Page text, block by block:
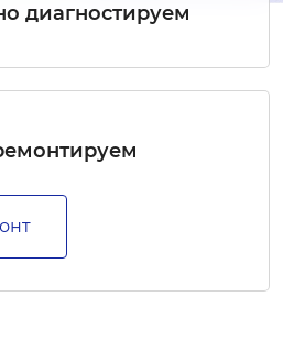
диагностируем